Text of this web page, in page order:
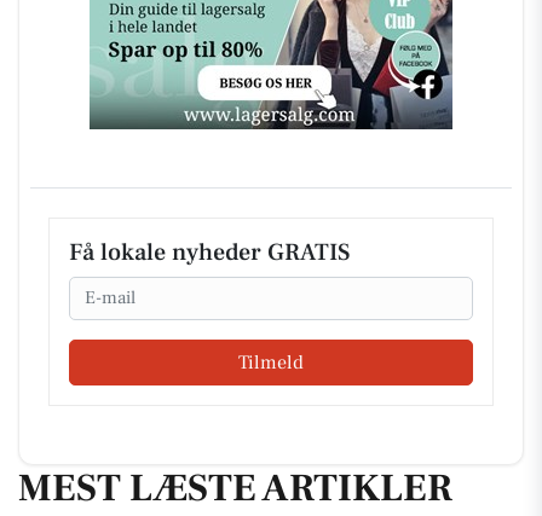
Få lokale nyheder GRATIS
Email
Tilmeld
MEST LÆSTE ARTIKLER